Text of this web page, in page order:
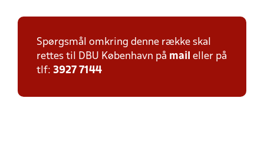
Spørgsmål omkring denne række skal
rettes til DBU København på mail eller på
tlf: 3927 7144